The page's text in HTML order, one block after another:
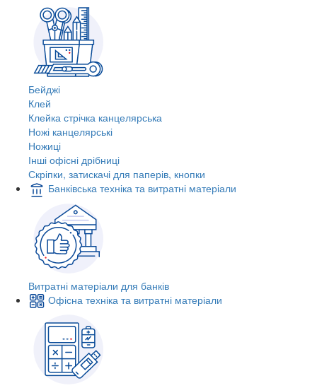
Бейджі
Клей
Клейка стрічка канцелярська
Ножі канцелярські
Ножиці
Інші офісні дрібниці
Скріпки, затискачі для паперів, кнопки
Банківська техніка та витратні матеріали
Витратні матеріали для банків
Офісна техніка та витратні матеріали